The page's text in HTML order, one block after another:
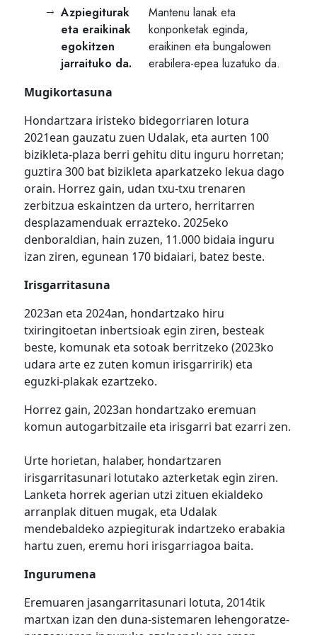
Azpiegiturak
eta eraikinak
egokitzen
jarraituko da.
Mantenu lanak eta
konponketak eginda,
eraikinen eta bungalowen
erabilera-epea luzatuko da.
Mugikortasuna
Hondartzara iristeko bidegorriaren lotura
2021ean gauzatu zuen Udalak, eta aurten 100
bizikleta-plaza berri gehitu ditu inguru horretan;
guztira 300 bat bizikleta aparkatzeko lekua dago
orain. Horrez gain, udan txu-txu trenaren
zerbitzua eskaintzen da urtero, herritarren
desplazamenduak errazteko. 2025eko
denboraldian, hain zuzen, 11.000 bidaia inguru
izan ziren, egunean 170 bidaiari, batez beste.
Irisgarritasuna
2023an eta 2024an, hondartzako hiru
txiringitoetan inbertsioak egin ziren, besteak
beste, komunak eta sotoak berritzeko (2023ko
udara arte ez zuten komun irisgarririk) eta
eguzki-plakak ezartzeko.
Horrez gain, 2023an hondartzako eremuan
komun autogarbitzaile eta irisgarri bat ezarri zen.
Urte horietan, halaber, hondartzaren
irisgarritasunari lotutako azterketak egin ziren.
Lanketa horrek agerian utzi zituen ekialdeko
arranplak dituen mugak, eta Udalak
mendebaldeko azpiegiturak indartzeko erabakia
hartu zuen, eremu hori irisgarriagoa baita.
Ingurumena
Eremuaren jasangarritasunari lotuta, 2014tik
martxan izan den duna-sistemaren lehengoratze-